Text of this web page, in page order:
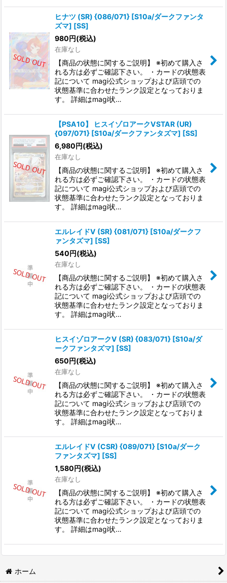
ヒナツ (SR) {086/071} [S10a/ダークファンタ
ズマ] [SS]
980円(税込)
在庫なし
【商品の状態に関するご説明】 ※初めて購入さ
れる方は必ずご確認下さい。 ・カードの状態表
記について magi公式ショップおよび店頭での
状態基準に合わせたランク設定となっておりま
す。 詳細はmagi状…
【PSA10】 ヒスイゾロアークVSTAR (UR)
{097/071} [S10a/ダークファンタズマ] [SS]
6,980円(税込)
在庫なし
【商品の状態に関するご説明】 ※初めて購入さ
れる方は必ずご確認下さい。 ・カードの状態表
記について magi公式ショップおよび店頭での
状態基準に合わせたランク設定となっておりま
す。 詳細はmagi状…
エルレイドV (SR) {081/071} [S10a/ダークフ
ァンタズマ] [SS]
540円(税込)
在庫なし
【商品の状態に関するご説明】 ※初めて購入さ
れる方は必ずご確認下さい。 ・カードの状態表
記について magi公式ショップおよび店頭での
状態基準に合わせたランク設定となっておりま
す。 詳細はmagi状…
ヒスイゾロアークV (SR) {083/071} [S10a/ダ
ークファンタズマ] [SS]
650円(税込)
在庫なし
【商品の状態に関するご説明】 ※初めて購入さ
れる方は必ずご確認下さい。 ・カードの状態表
記について magi公式ショップおよび店頭での
状態基準に合わせたランク設定となっておりま
す。 詳細はmagi状…
エルレイドV (CSR) {089/071} [S10a/ダーク
ファンタズマ] [SS]
1,580円(税込)
在庫なし
【商品の状態に関するご説明】 ※初めて購入さ
れる方は必ずご確認下さい。 ・カードの状態表
記について magi公式ショップおよび店頭での
状態基準に合わせたランク設定となっておりま
す。 詳細はmagi状…
ホーム